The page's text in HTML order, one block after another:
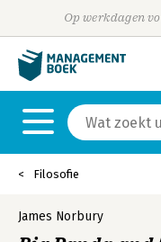
Op werkdagen
Filosofie
James Norbury